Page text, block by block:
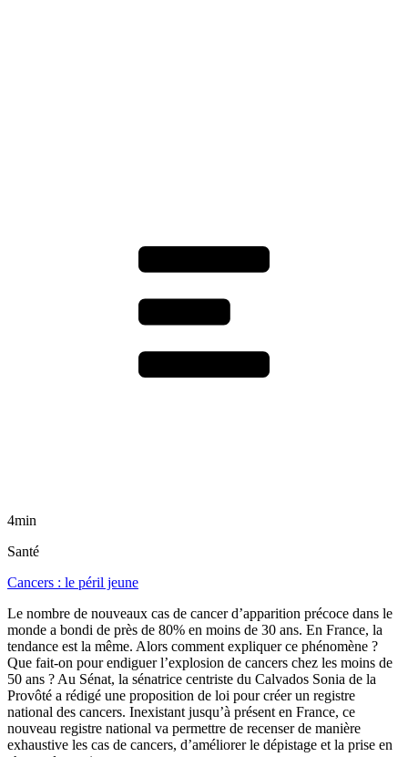
4min
Santé
Cancers : le péril jeune
Le nombre de nouveaux cas de cancer d’apparition précoce dans le
monde a bondi de près de 80% en moins de 30 ans. En France, la
tendance est la même. Alors comment expliquer ce phénomène ?
Que fait-on pour endiguer l’explosion de cancers chez les moins de
50 ans ? Au Sénat, la sénatrice centriste du Calvados Sonia de la
Provôté a rédigé une proposition de loi pour créer un registre
national des cancers. Inexistant jusqu’à présent en France, ce
nouveau registre national va permettre de recenser de manière
exhaustive les cas de cancers, d’améliorer le dépistage et la prise en